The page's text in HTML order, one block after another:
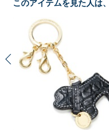
このアイテムを見た人は